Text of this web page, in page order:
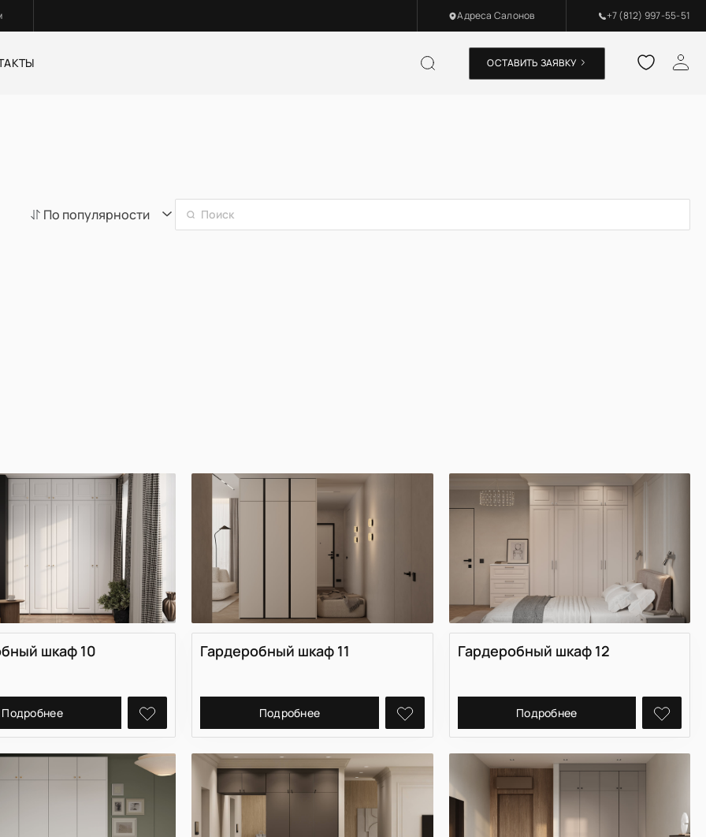
Адреса Салонов +7 (812) 997-55-51
Крашеная МДФ
ЛМДФ
МДФ
Массив дуба
ОСТАВИТЬ ЗАЯВКУ
По популярности
шкаф 10
Подробнее
Гардеробный шкаф 11
Подробнее
Гардеробный шкаф 12
Подробнее